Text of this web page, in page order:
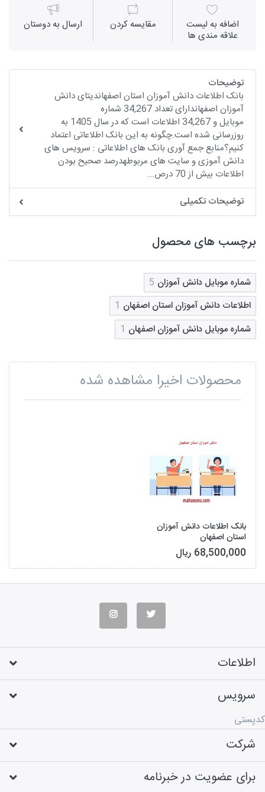
اضافه به لیست
علاقه مندی ها
مقايسه كردن ارسال به دوستان
توضیحات
بانک اطلاعات دانش آموزان استان اصفهاندیتای دانش
آموزان اصفهاندارای تعداد 34,267 شماره
موبایل و 34,267 اطلاعات است که در سال 1405 به
روزرسانی شده است.چگونه به این بانک اطلاعاتی اعتماد
کنیم؟منابع جمع آوری بانک های اطلاعاتی : سرویس های
دانش آموزی و سایت های مربوطهدرصد صحیح بودن
اطلاعات بیش از 70 درص...
توضیحات تکمیلی
برچسب های محصول
شماره موبایل دانش آموزان 5
اطلاعات دانش آموزان استان اصفهان 1
شماره موبایل دانش آموزان اصفهان 1
محصولات اخیرا مشاهده شده
بانک اطلاعات دانش آموزان
استان اصفهان
68,500,000 ریال
اطلاعات
سرویس
کدپستی
شرکت
برای عضویت در خبرنامه